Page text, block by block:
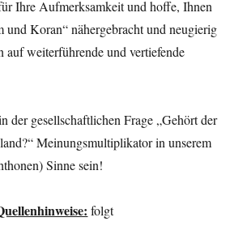
Ihre Aufmerksamkeit und hoffe, Ihnen
und Koran“ nähergebracht und neugierig
auf weiterführende und vertiefende
der gesellschaftlichen Frage „Gehört der
Meinungsmultiplikator in unserem
Sinne sein!
folgt